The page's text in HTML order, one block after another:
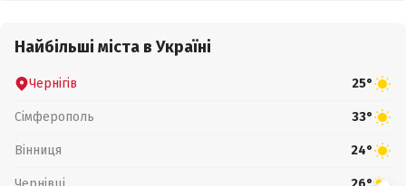
Найбільші міста в Україні
Чернігів 25°
Сімферополь 33°
Вінниця 24°